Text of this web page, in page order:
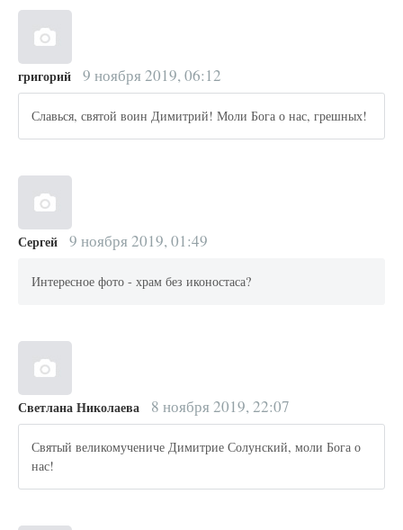
григорий 9 ноября 2019, 06:12
Славься, святой воин Димитрий! Моли Бога о нас, грешных!
Сергей 9 ноября 2019, 01:49
Интересное фото - храм без иконостаса?
Светлана Николаева 8 ноября 2019, 22:07
Святый великомучениче Димитрие Солунский, моли Бога о
нас!